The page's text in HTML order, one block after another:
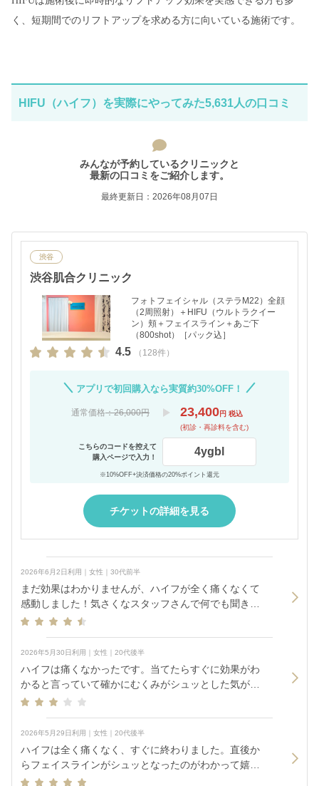
く、短期間でのリフトアップを求める方に向いている施術です。
HIFU（ハイフ）を実際にやってみた5,631人の口コミ
みんなが予約しているクリニックと
最新の口コミをご紹介します。
最終更新日：2026年08月07日
渋谷
渋谷肌合クリニック
フォトフェイシャル（ステラM22）全顔
（2周照射）＋HIFU（ウルトラクイー
ン）頬＋フェイスライン＋あご下
（800shot）［パック込］
4.5 （128件）
アプリで初回購入なら実質約30%OFF！
通常価格：26,000円 23,400円 税込
(初診・再診料を含む)
こちらのコードを控えて
購入ページで入力！
4ygbl
※10%OFF+決済価格の20%ポイント還元
チケットの詳細を見る
2026年6月2日利用｜女性｜30代前半
まだ効果はわかりませんが、ハイフが全く痛くなくて
感動しました！気さくなスタッフさんで何でも聞きや
すかったです♩
2026年5月30日利用｜女性｜20代後半
ハイフは痛くなかったです。当てたらすぐに効果がわ
かると言っていて確かにむくみがシュッとした気がし
ました。 フォトフェイシャルはとにかく眩しくて眩し
2026年5月29日利用｜女性｜20代後半
ハイフは全く痛くなく、すぐに終わりました。直後か
らフェイスラインがシュッとなったのがわかって嬉し
かったです。 フォトフェイシャルは三つのフィルター